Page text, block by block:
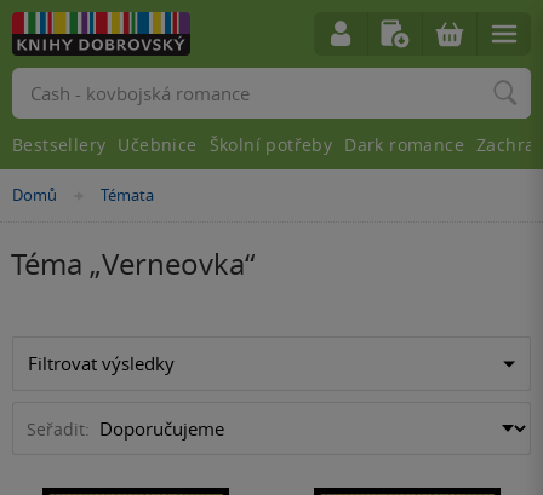
Domů »
Témata
Téma „Verneovka“
Filtrovat výsledky
Seřadit:
Vyhledávání
Bestsellery Učebnice Školní potřeby Dark romance